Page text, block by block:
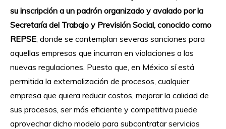
su inscripción a un padrón organizado y avalado por la
Secretaría del Trabajo y Previsión Social, conocido como
REPSE , donde se contemplan severas sanciones para
aquellas empresas que incurran en violaciones a las
nuevas regulaciones. Puesto que, en México sí está
permitida la externalización de procesos, cualquier
empresa que quiera reducir costos, mejorar la calidad de
sus procesos, ser más eficiente y competitiva puede
aprovechar dicho modelo para subcontratar servicios